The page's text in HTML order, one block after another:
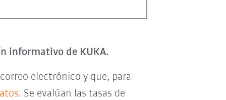
informativo de KUKA.
electrónico y que, para
. Se evalúan las tasas de